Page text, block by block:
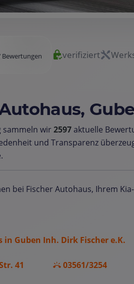
Bewertungen verifiziert
wir2597aktuelle
und Transparenz
bei Fischer Autohaus, Ihrem
in Guben Inh. Dirk Fischer e.K.
41
03561/3254